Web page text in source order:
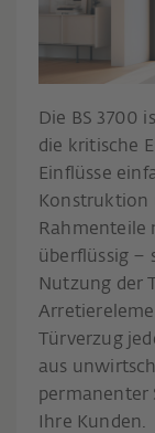
Die BS 3700
die kritische
Einflüsse
Konstruktion
Rahmenteile
überflüssig –
Nutzung der
Türverzug
aus
permanenter
Ihre Kunden.